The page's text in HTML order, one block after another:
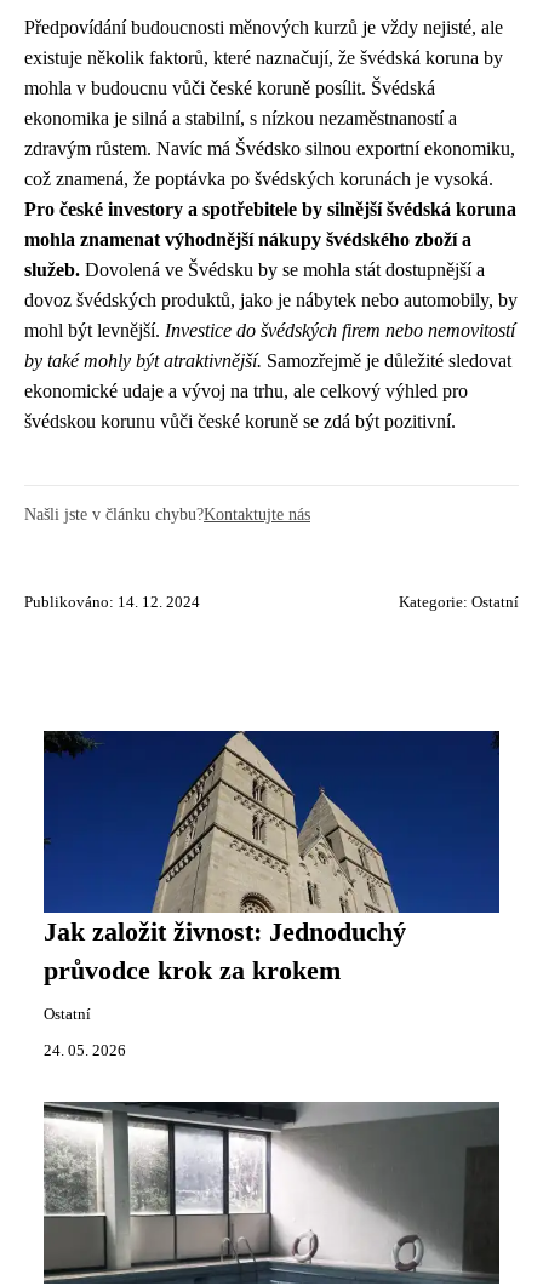
Předpovídání budoucnosti měnových kurzů je vždy nejisté, ale
existuje několik faktorů, které naznačují, že švédská koruna by
mohla v budoucnu vůči české koruně posílit. Švédská
ekonomika je silná a stabilní, s nízkou nezaměstnaností a
zdravým růstem. Navíc má Švédsko silnou exportní ekonomiku,
což znamená, že poptávka po švédských korunách je vysoká.
Pro české investory a spotřebitele by silnější švédská koruna
mohla znamenat výhodnější nákupy švédského zboží a
služeb. Dovolená ve Švédsku by se mohla stát dostupnější a
dovoz švédských produktů, jako je nábytek nebo automobily, by
mohl být levnější. Investice do švédských firem nebo nemovitostí
by také mohly být atraktivnější. Samozřejmě je důležité sledovat
ekonomické udaje a vývoj na trhu, ale celkový výhled pro
švédskou korunu vůči české koruně se zdá být pozitivní.
Našli jste v článku chybu?Kontaktujte nás
Publikováno: 14. 12. 2024 Kategorie: Ostatní
Jak založit živnost: Jednoduchý
průvodce krok za krokem
Ostatní
24. 05. 2026